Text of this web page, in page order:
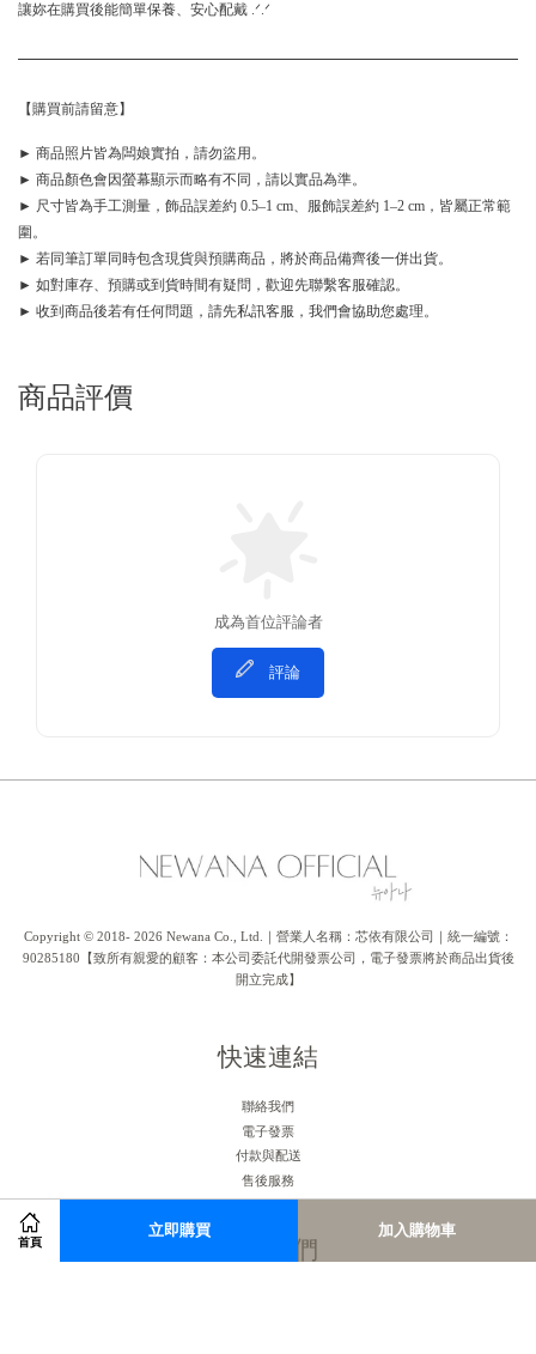
首頁
立即購買 加入購物車
讓妳在購買後能簡單保養、安心配戴 .ᐟ.ᐟ
【購買前請留意】
► 商品照片皆為闆娘實拍，請勿盜用。
► 商品顏色會因螢幕顯示而略有不同，請以實品為準。
► 尺寸皆為手工測量，飾品誤差約 0.5–1 cm、服飾誤差約 1–2 cm，皆屬正常範
圍。
► 若同筆訂單同時包含現貨與預購商品，將於商品備齊後一併出貨。
► 如對庫存、預購或到貨時間有疑問，歡迎先聯繫客服確認。
► 收到商品後若有任何問題，請先私訊客服，我們會協助您處理。
商品評價
成為首位評論者
評論
Copyright © 2018- 2026 Newana Co., Ltd.｜營業人名稱：芯依有限公司｜統一編號：
90285180【致所有親愛的顧客：本公司委託代開發票公司，電子發票將於商品出貨後
開立完成】
快速連結
聯絡我們
電子發票
付款與配送
售後服務
關注我們